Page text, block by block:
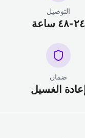
التوصيل
٢٤-٤٨ ساعة
ضمان
إعادة الغسيل